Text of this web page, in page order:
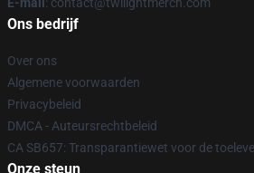
Ons bedrijf
Over ons
Algemene voorwaarden
Privacybeleid
DMCA - Auteursrechtbeleid
CA SB657: Transparantiewet voor de
Onze steun